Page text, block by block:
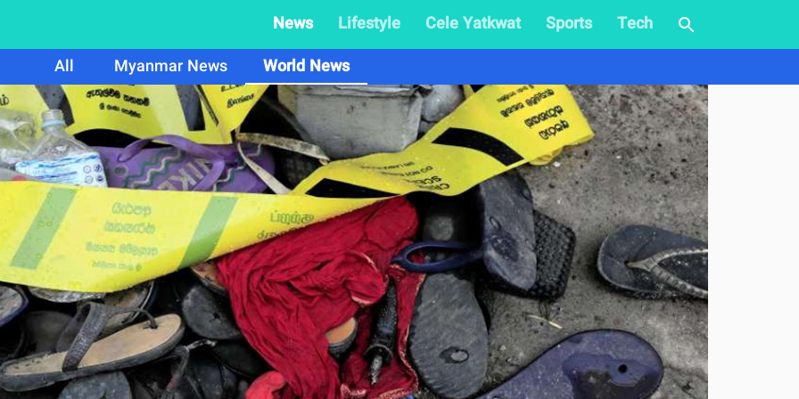
News Lifestyle Cele Yatkwat Sports
Tech
All
Myanmar News
World News